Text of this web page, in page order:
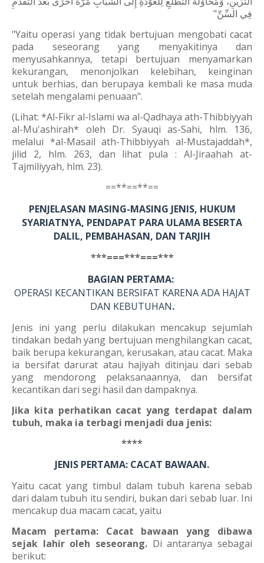
فِي السِّنِّ"
"Yaitu operasi yang tidak bertujuan mengobati cacat
pada seseorang yang menyakitinya dan
menyusahkannya, tetapi bertujuan menyamarkan
kekurangan, menonjolkan kelebihan, keinginan
untuk berhias, dan berupaya kembali ke masa muda
setelah mengalami penuaan".
(Lihat: *Al-Fikr al-Islami wa al-Qadhaya ath-Thibbiyyah
al-Mu'ashirah* oleh Dr. Syauqi as-Sahi, hlm. 136,
melalui *al-Masail ath-Thibbiyyah al-Mustajaddah*,
jilid 2, hlm. 263, dan lihat pula : Al-Jiraahah at-
Tajmiliyyah, hlm. 23).
==**==**==
PENJELASAN MASING-MASING JENIS, HUKUM
SYARIATNYA, PENDAPAT PARA ULAMA BESERTA
DALIL, PEMBAHASAN, DAN TARJIH
***===***===***
BAGIAN PERTAMA:
OPERASI KECANTIKAN BERSIFAT KARENA ADA HAJAT
DAN KEBUTUHAN.
Jenis ini yang perlu dilakukan mencakup sejumlah
tindakan bedah yang bertujuan menghilangkan cacat,
baik berupa kekurangan, kerusakan, atau cacat. Maka
ia bersifat darurat atau hajiyah ditinjau dari sebab
yang mendorong pelaksanaannya, dan bersifat
kecantikan dari segi hasil dan dampaknya.
Jika kita perhatikan cacat yang terdapat dalam
tubuh, maka ia terbagi menjadi dua jenis:
****
JENIS PERTAMA: CACAT BAWAAN.
Yaitu cacat yang timbul dalam tubuh karena sebab
dari dalam tubuh itu sendiri, bukan dari sebab luar. Ini
mencakup dua macam cacat, yaitu
Macam pertama:
Cacat bawaan yang dibawa
sejak lahir oleh seseorang. Di antaranya sebagai
berikut: